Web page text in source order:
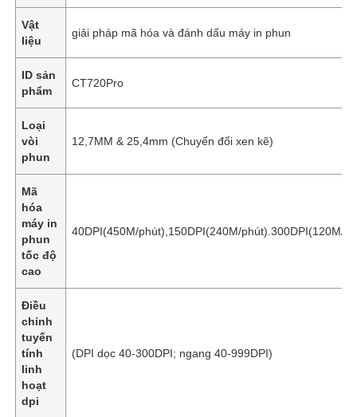
Vật
liệu
giải pháp mã hóa và đánh dấu máy in phun
ID sản
phẩm
CT720Pro
Loại
vòi
phun
12,7MM & 25,4mm (Chuyển đổi xen kẽ)
Mã
hóa
máy in
phun
tốc độ
cao
40DPI(450M/phút),150DPI(240M/phút).300DPI(120M/
Điều
chỉnh
tuyến
tính
linh
hoạt
dpi
(DPI dọc 40-300DPI; ngang 40-999DPI)